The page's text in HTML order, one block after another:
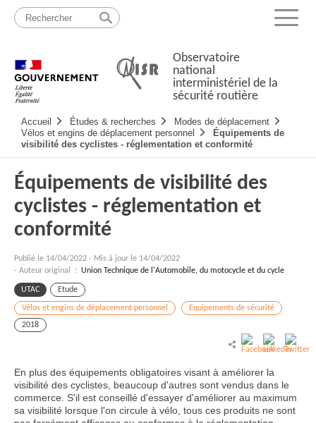
Passer
contenu
Menu
Observatoire
national
interministériel de la
sécurité routière
principale
Accueil Études & recherches
Modes de déplacement
Vélos et engins de déplacement personnel
Équipements de
visibilité des cyclistes - réglementation et conformité
Équipements de visibilité des
cyclistes - réglementation et
conformité
Publié le 14/04/2022 - Mis à jour le 14/04/2022
- Auteur original : Union Technique de l'Automobile, du motocycle et du cycle
UTAC Etude
Vélos et engins de déplacement personnel
Equipements de sécurité
2018
En plus des équipements obligatoires visant à améliorer la
visibilité des cyclistes, beaucoup d'autres sont vendus dans le
commerce. S'il est conseillé d'essayer d'améliorer au maximum
sa visibilité lorsque l'on circule à vélo, tous ces produits ne sont